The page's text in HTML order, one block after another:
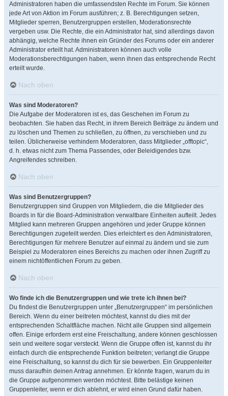
Administratoren haben die umfassendsten Rechte im Forum. Sie können
jede Art von Aktion im Forum ausführen; z. B. Berechtigungen setzen,
Mitglieder sperren, Benutzergruppen erstellen, Moderationsrechte
vergeben usw. Die Rechte, die ein Administrator hat, sind allerdings davon
abhängig, welche Rechte ihnen ein Gründer des Forums oder ein anderer
Administrator erteilt hat. Administratoren können auch volle
Moderationsberechtigungen haben, wenn ihnen das entsprechende Recht
erteilt wurde.
Nach oben
Was sind Moderatoren?
Die Aufgabe der Moderatoren ist es, das Geschehen im Forum zu
beobachten. Sie haben das Recht, in ihrem Bereich Beiträge zu ändern und
zu löschen und Themen zu schließen, zu öffnen, zu verschieben und zu
teilen. Üblicherweise verhindern Moderatoren, dass Mitglieder „offtopic“,
d. h. etwas nicht zum Thema Passendes, oder Beleidigendes bzw.
Angreifendes schreiben.
Nach oben
Was sind Benutzergruppen?
Benutzergruppen sind Gruppen von Mitgliedern, die die Mitglieder des
Boards in für die Board-Administration verwaltbare Einheiten aufteilt. Jedes
Mitglied kann mehreren Gruppen angehören und jeder Gruppe können
Berechtigungen zugeteilt werden. Dies erleichtert es den Administratoren,
Berechtigungen für mehrere Benutzer auf einmal zu ändern und sie zum
Beispiel zu Moderatoren eines Bereichs zu machen oder ihnen Zugriff zu
einem nichtöffentlichen Forum zu geben.
Nach oben
Wo finde ich die Benutzergruppen und wie trete ich ihnen bei?
Du findest die Benutzergruppen unter „Benutzergruppen“ im persönlichen
Bereich. Wenn du einer beitreten möchtest, kannst du dies mit der
entsprechenden Schaltfläche machen. Nicht alle Gruppen sind allgemein
offen. Einige erfordern erst eine Freischaltung, andere können geschlossen
sein und weitere sogar versteckt. Wenn die Gruppe offen ist, kannst du ihr
einfach durch die entsprechende Funktion beitreten; verlangt die Gruppe
eine Freischaltung, so kannst du dich für sie bewerben. Ein Gruppenleiter
muss daraufhin deinen Antrag annehmen. Er könnte fragen, warum du in
die Gruppe aufgenommen werden möchtest. Bitte belästige keinen
Gruppenleiter, wenn er dich ablehnt, er wird einen Grund dafür haben.